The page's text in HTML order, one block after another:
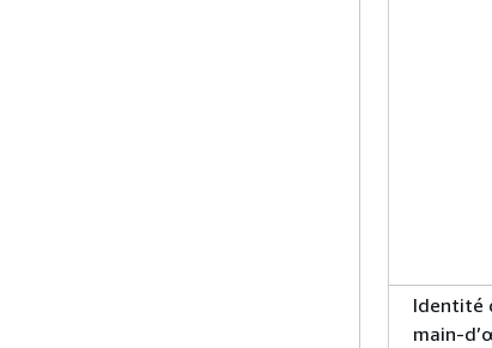
Identité
main-